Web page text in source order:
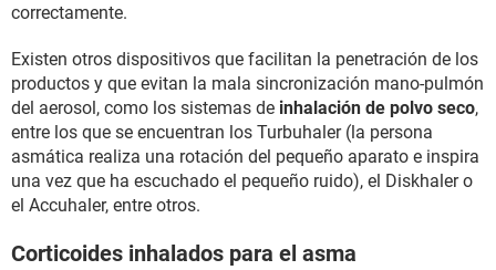
correctamente.
Existen otros dispositivos que facilitan la penetración de los
productos y que evitan la mala sincronización mano-pulmón
del aerosol, como los sistemas de inhalación de polvo seco,
entre los que se encuentran los Turbuhaler (la persona
asmática realiza una rotación del pequeño aparato e inspira
una vez que ha escuchado el pequeño ruido), el Diskhaler o
el Accuhaler, entre otros.
Corticoides inhalados para el asma